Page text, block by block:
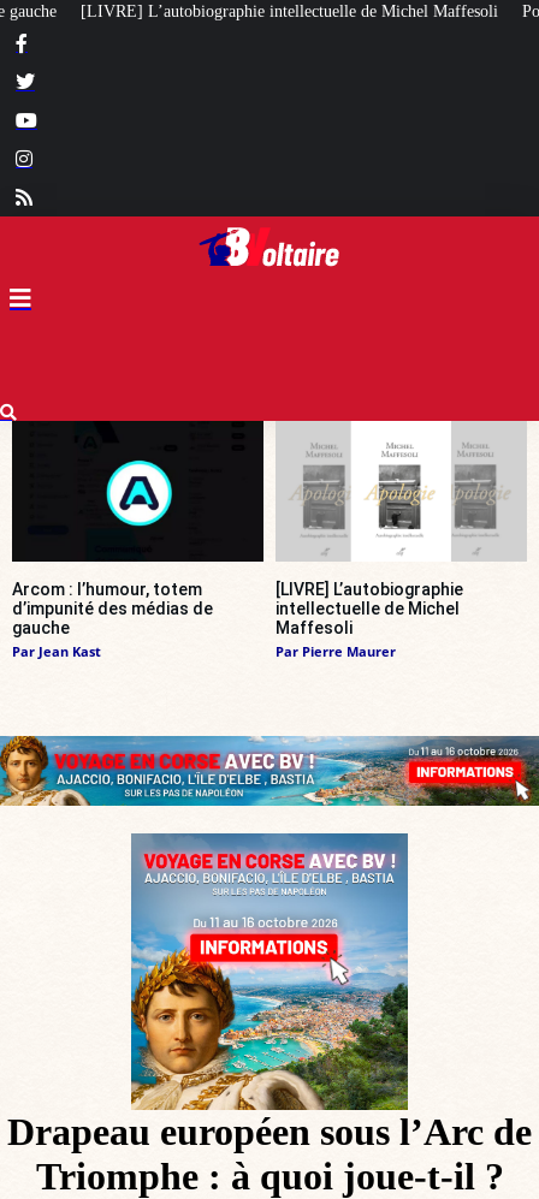
de Michel Maffesoli Pour regagner son influence en Afrique, le
Arcom : l’humour, totem
d’impunité des médias de
gauche
Par Jean Kast
[LIVRE] L’autobiographie
intellectuelle de Michel
Maffesoli
Par Pierre Maurer
Drapeau européen sous l’Arc de
Triomphe : à quoi joue-t-il ?